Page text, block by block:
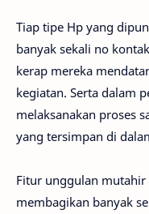
Tiap tipe Hp yang
banyak sekali no
kerap mereka
kegiatan. Serta dalam
melaksanakan proses
yang tersimpan di
Fitur unggulan mutahir
membagikan banyak